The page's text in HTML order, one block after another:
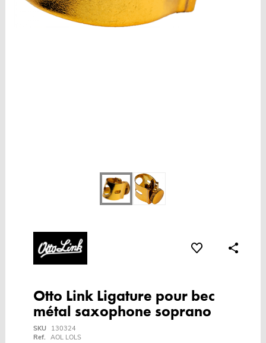
Otto Link Ligature pour bec
métal saxophone soprano
SKU
130324
Ref. AOL LOLS